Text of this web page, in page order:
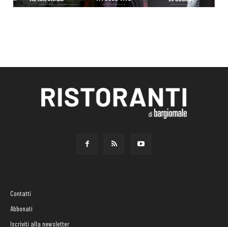
Contatti
Abbonati
Iscriviti alla newsletter